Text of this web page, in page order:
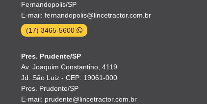
Fernandopolis/SP
E-mail: fernandopolis@lincetractor.com.br
(17) 3465-5600
Pres. Prudente/SP
Av. Joaquim Constantino, 4119
Jd. São Luiz - CEP: 19061-000
Pres. Prudente/SP
E-mail: prudente@lincetractor.com.br